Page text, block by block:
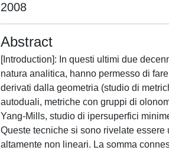
2008
Abstract
[Introduction]: In questi ultimi due
natura analitica, hanno permesso di
derivati dalla geometria (studio di
autoduali, metriche con gruppi di
Yang-Mills, studio di ipersuperfici
Queste tecniche si sono rivelate
altamente non lineari. La somma